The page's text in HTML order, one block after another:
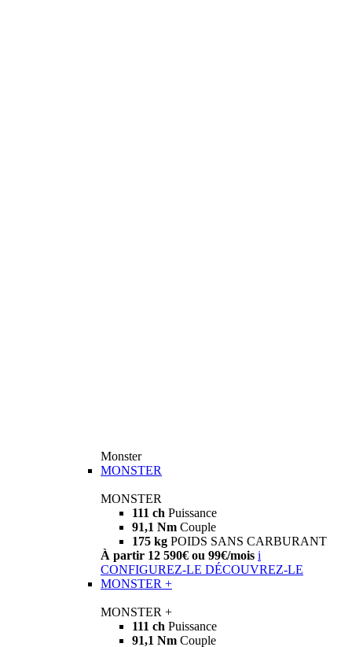
Monster
MONSTER
MONSTER
111 ch Puissance
91,1 Nm Couple
175 kg POIDS SANS CARBURANT
À partir 12 590€ ou 99€/mois i
CONFIGUREZ-LE DÉCOUVREZ-LE
MONSTER +
MONSTER +
111 ch Puissance
91,1 Nm Couple